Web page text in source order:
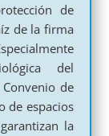
de
de la firma
del
de
de espacios
la